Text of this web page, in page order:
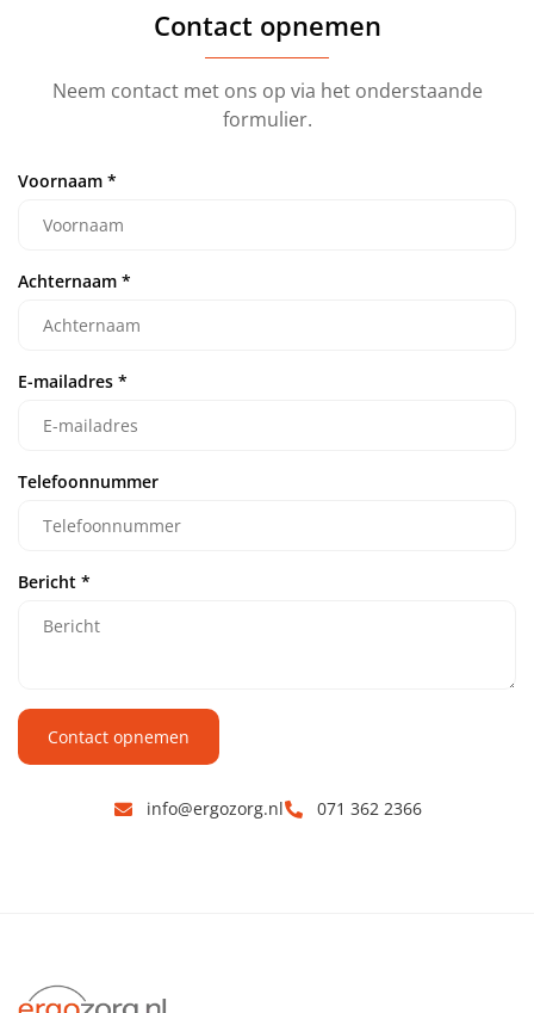
Contact opnemen
Neem contact met ons op via het onderstaande
formulier.
Voornaam *
Achternaam *
E-mailadres *
Telefoonnummer
Bericht *
Contact opnemen
info@ergozorg.nl 071 362 2366